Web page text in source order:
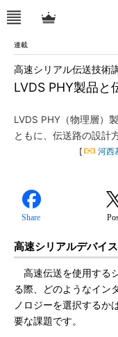
連載
LVDS PHY製品と
高速シリアル伝送技術
LVDS PHY（物理層）
ともに、伝送路の設計
[ 河西
Share
高速シリアルデバイ
高速伝送を使用する
る際、どのようなイン
ノロジーを選択するか
要な課題です。